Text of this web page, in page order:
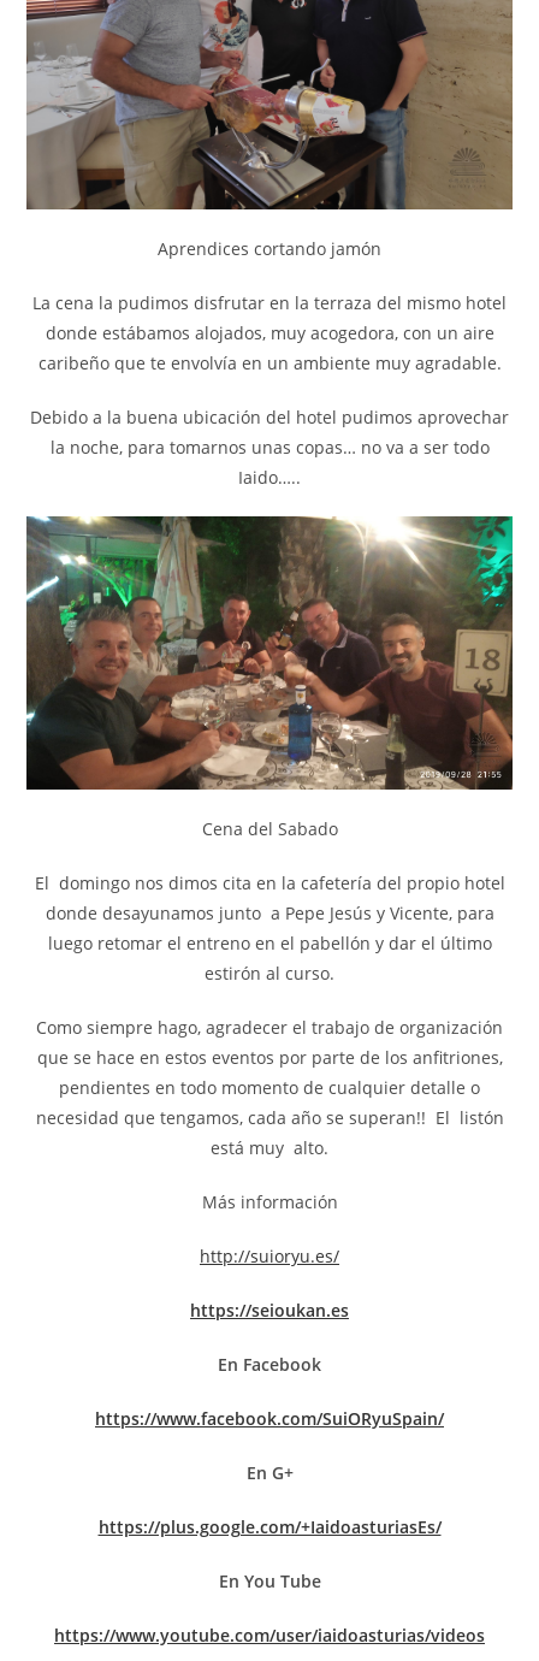
Aprendices cortando jamón
La cena la pudimos disfrutar en la terraza del mismo hotel
donde estábamos alojados, muy acogedora, con un aire
caribeño que te envolvía en un ambiente muy agradable.
Debido a la buena ubicación del hotel pudimos aprovechar
la noche, para tomarnos unas copas… no va a ser todo
Iaido…..
Cena del Sabado
El domingo nos dimos cita en la cafetería del propio hotel
donde desayunamos junto a Pepe Jesús y Vicente, para
luego retomar el entreno en el pabellón y dar el último
estirón al curso.
Como siempre hago, agradecer el trabajo de organización
que se hace en estos eventos por parte de los anfitriones,
pendientes en todo momento de cualquier detalle o
necesidad que tengamos, cada año se superan!! El listón
está muy alto.
Más información
http://suioryu.es/
https://seioukan.es
En Facebook
https://www.facebook.com/SuiORyuSpain/
En G+
https://plus.google.com/+IaidoasturiasEs/
En You Tube
https://www.youtube.com/user/iaidoasturias/videos